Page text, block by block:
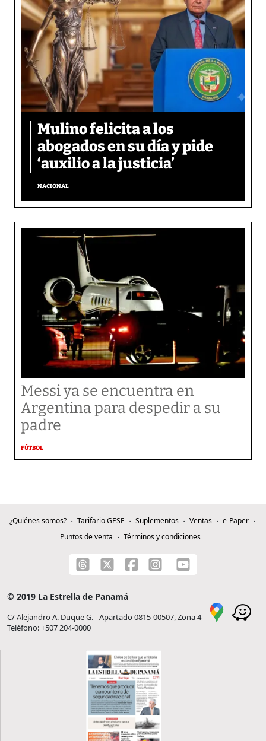
Mulino felicita a los
abogados en su día y pide
‘auxilio a la justicia’
NACIONAL
Messi ya se encuentra en
Argentina para despedir a su
padre
FÚTBOL
¿Quiénes somos? Tarifario GESE Suplementos Ventas
e-Paper
Puntos de venta
Términos y condiciones
© 2019 La Estrella de Panamá
C/ Alejandro A. Duque G. - Apartado 0815-00507, Zona 4
Teléfono: +507 204-0000